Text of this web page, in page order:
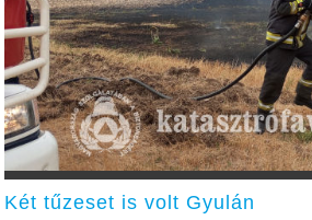
Két tűzeset is volt Gyulán